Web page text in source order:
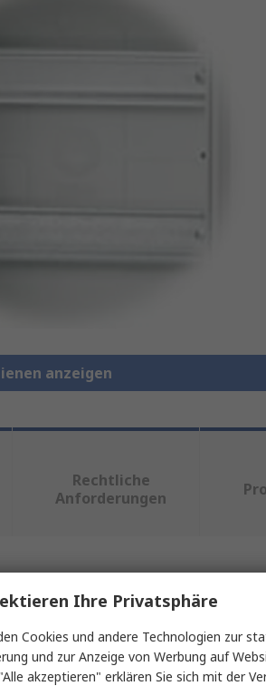
anzeigen
Rechtliche
Anforderungen
oder mehrere Eigenschaften
Wert
Fibox
Ihre Privatsphäre
Cookies und andere Technologien zur
und zur Anzeige von Werbung auf
akzeptieren" erklären Sie sich mit der